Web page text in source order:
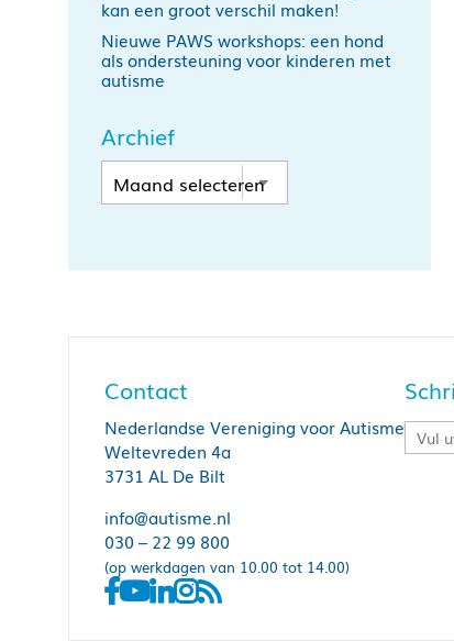
kan een groot verschil maken!
Nieuwe PAWS workshops: een hond
als ondersteuning voor kinderen met
autisme
Archief
Contact
Nederlandse Vereniging voor Autisme
Weltevreden 4a
3731 AL De Bilt
info@autisme.nl
030 – 22 99 800
(op werkdagen van 10.00 tot 14.00)